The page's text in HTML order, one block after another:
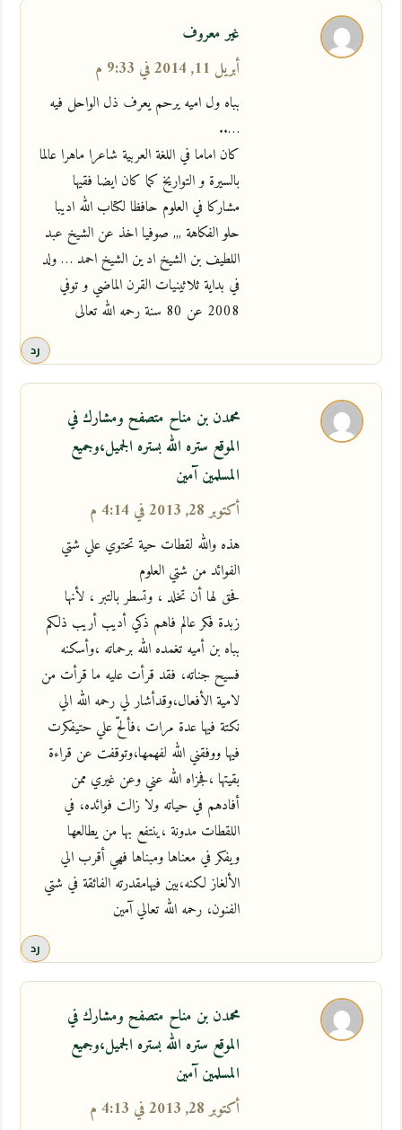
غير معروف
أبريل 11, 2014 في 9:33 م
بباه ول اميه يرحم يعرف ذل الواحل فيه
…..
كان اماما في اللغة العربية شاعرا ماهرا عالما
بالسيرة و التواريخ كما كان ايضا فقيها
مشاركا في العلوم حافظا لكتاب الله اديبا
حلو الفكاهة ,,, صوفيا اخذ عن الشيخ عبد
اللطيف بن الشيخ اد ين الشيخ احمد … ولد
في بداية ثلاثينيات القرن الماضي و توفي
2008 عن 80 سنة رحمه الله تعالى
رد
محمدن بن مناح متصفح ومشارك في
الموقع ستره الله بستره الجميل،وجميع
المسلمين آمين
أكتوبر 28, 2013 في 4:14 م
هذه والله لقطات حية تحتوي علي شتي
الفوائد من شتي العلوم
فحق لها أن تخلد ، وتسطر بالتبر ، لأنها
زبدة فكر عالم فاهم ذكي أديب أريب ذلكم
بباه بن أميه تغمده الله برحماته ،وأسكنه
فسيح جناته، فقد قرأت عليه ما قرأت من
لامية الأفعال،وقدأشار لي رحمه الله الي
نكتة فيها عدة مرات ،فألحّ علي حتيفكرت
فيها ووفقني الله لفهمها،وتوقفت عن قراءة
بقيتها ،فجزاه الله عني وعن غيري ممن
أفادهم في حياته ولا زالت فوائده، في
اللقطات مدونة ،ينتفع بها من يطالعها
ويفكر في معناها ومبناها فهي أقرب الي
الألغاز لكنه،بين فيهامقدرته الفائقة في شتي
الفنون، رحمه الله تعالي آمين
رد
محمدن بن مناح متصفح ومشارك في
الموقع ستره الله بستره الجميل،وجميع
المسلمين آمين
أكتوبر 28, 2013 في 4:13 م